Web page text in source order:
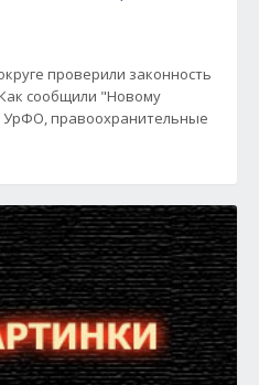
проверили законность
сообщили "Новому
УрФО, правоохранительные